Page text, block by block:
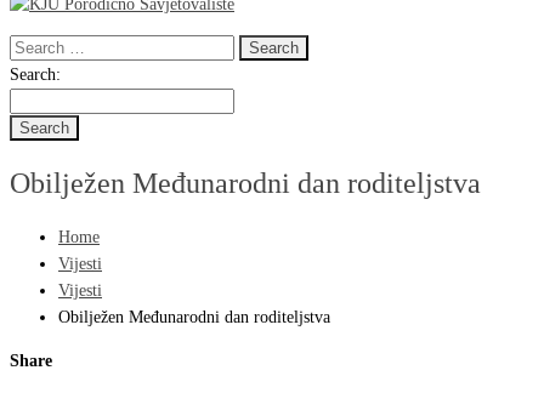
Search
for:
Search
Search:
Obilježen Međunarodni dan roditeljstva
Home
Vijesti
Vijesti
Obilježen Međunarodni dan roditeljstva
Share